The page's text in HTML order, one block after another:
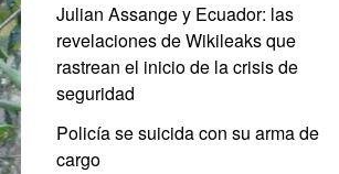
Julian Assange y Ecuador: las
revelaciones de Wikileaks que
rastrean el inicio de la crisis de
seguridad
Policía se suicida con su arma de
cargo